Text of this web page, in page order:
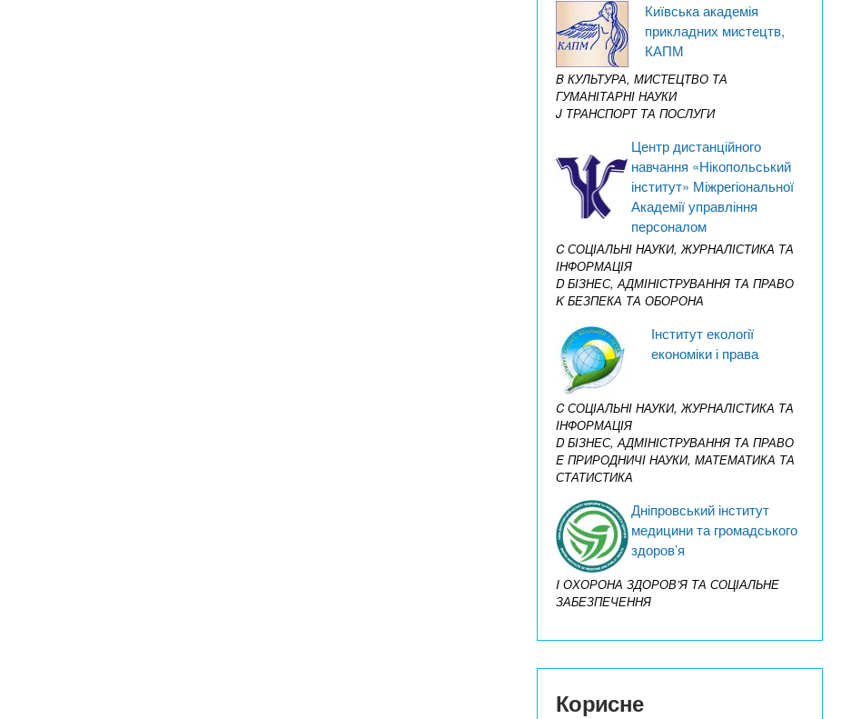
Київська академія
прикладних мистецтв,
КАПМ
B КУЛЬТУРА, МИСТЕЦТВО ТА
ГУМАНІТАРНІ НАУКИ
J ТРАНСПОРТ ТА ПОСЛУГИ
Центр дистанційного
навчання «Нікопольський
інститут» Міжрегіональної
Академії управління
персоналом
C СОЦІАЛЬНІ НАУКИ, ЖУРНАЛІСТИКА ТА
ІНФОРМАЦІЯ
D БІЗНЕС, АДМІНІСТРУВАННЯ ТА ПРАВО
K БЕЗПЕКА ТА ОБОРОНА
Інститут екології
економіки і права
C СОЦІАЛЬНІ НАУКИ, ЖУРНАЛІСТИКА ТА
ІНФОРМАЦІЯ
D БІЗНЕС, АДМІНІСТРУВАННЯ ТА ПРАВО
E ПРИРОДНИЧІ НАУКИ, МАТЕМАТИКА ТА
СТАТИСТИКА
Дніпровський інститут
медицини та громадського
здоров’я
I ОХОРОНА ЗДОРОВ’Я ТА СОЦІАЛЬНЕ
ЗАБЕЗПЕЧЕННЯ
Корисне